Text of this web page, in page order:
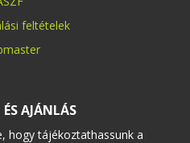
feltételek
ÉS AJÁNLÁS
hogy tájékoztathassunk a